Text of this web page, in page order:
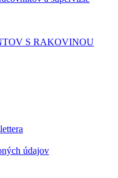
S RAKOVINOU
údajov